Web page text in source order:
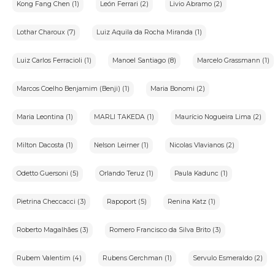
automatizadas que afetem interesses do titular.
Federal,Art.5º,X):Respeitoàintimidade,vida privada,honra e
imagem dos indivíduos.
os leilões e não realiza a venda direta dos itens
leiloados.Como a casa de leilões contrata o leiloeiro para
no Código de Defesa do Consumidor(CDC).
6.Responsabilidades do Usuário
fornecidos e reconhece que inconsistências podem impedir a
O usuário se compromete a:
Kong Fang Chen (1) León Ferrari (2) Livio Abramo (2)
Lothar Charoux (7) Luiz Aquila da Rocha Miranda (1)
Luiz Carlos Ferracioli (1) Manoel Santiago (8) Marcelo Grassmann (1)
Marcos Coelho Benjamim (Benji) (1) Maria Bonomi (2)
Maria Leontina (1) MARLI TAKEDA (1) Maurício Nogueira Lima (2)
Milton Dacosta (1) Nelson Leirner (1) Nicolas Vlavianos (2)
Odetto Guersoni (5) Orlando Teruz (1) Paula Kadunc (1)
Pietrina Checcacci (3) Rapoport (5) Renina Katz (1)
Roberto Magalhães (3) Romero Francisco da Silva Brito (3)
Rubem Valentim (4) Rubens Gerchman (1) Servulo Esmeraldo (2)